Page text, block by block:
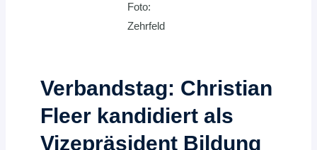
Foto:
Zehrfeld
Verbandstag: Christian
Fleer kandidiert als
Vizepräsident Bildung